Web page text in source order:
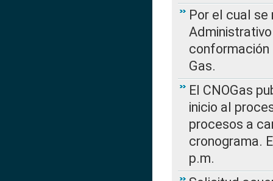
Por el cual
conformación
Gas.
El CNOGas
inicio al
procesos a
cronograma.
p.m.